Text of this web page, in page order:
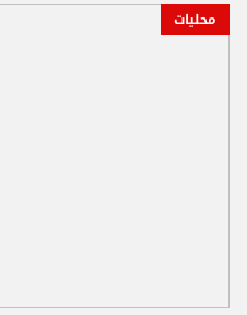
محليات